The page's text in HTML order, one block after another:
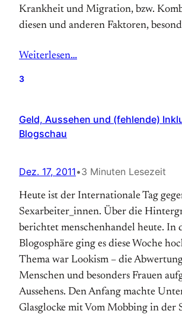
Krankheit und Migration, bzw.
diesen und anderen Faktoren,
Weiterlesen…
3
Geld, Aussehen und (fehlende)
Blogschau
Dez. 17, 2011•3 Minuten Lesezeit
Heute ist der Internationale Tag
Sexarbeiter_innen. Über die
berichtet menschenhandel heute. In
Blogosphäre ging es diese Woche
Thema war Lookism – die
Menschen und besonders Frauen
Aussehens. Den Anfang machte
Glasglocke mit Vom Mobbing in der